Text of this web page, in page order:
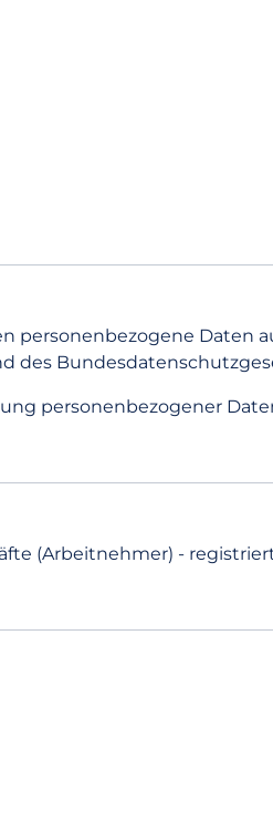
personenbezogene Daten
des
personenbezogener
(Arbeitnehmer) -